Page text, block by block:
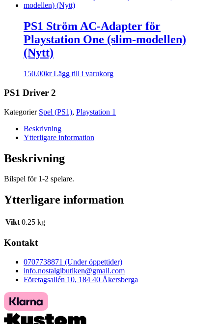
PS1 Ström AC-Adapter för
Playstation One (slim-modellen)
(Nytt)
150.00kr Lägg till i varukorg
PS1 Driver 2
Kategorier Spel (PS1), Playstation 1
Beskrivning
Ytterligare information
Beskrivning
Bilspel för 1-2 spelare.
Ytterligare information
Vikt 0.25 kg
Kontakt
0707738871 (Under öppettider)
info.nostalgibutiken@gmail.com
Företagsallén 10, 184 40 Åkersberga